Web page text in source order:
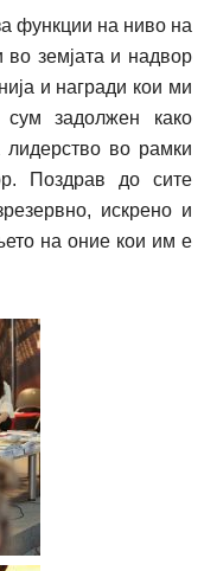
функции на ниво на
во земјата и надвор
и награди кои ми
задолжен како
лидерство во рамки
Поздрав до сите
искрено и
на оние кои им е